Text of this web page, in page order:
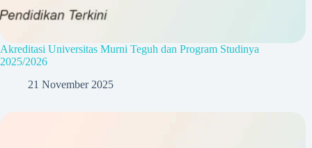
Akreditasi Universitas Murni Teguh dan Program Studinya
2025/2026
21 November 2025